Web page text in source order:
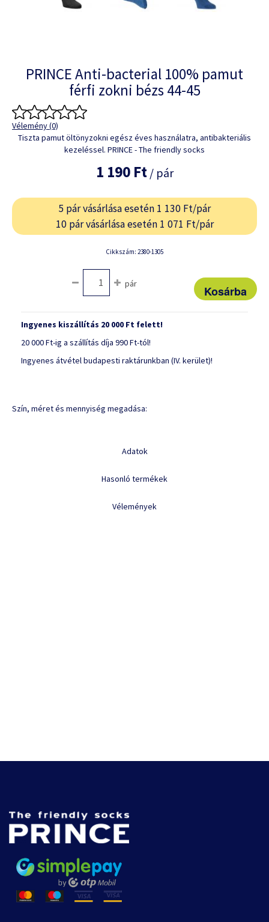
PRINCE Anti-bacterial 100% pamut
férfi zokni bézs 44-45
Vélemény (0)
Tiszta pamut öltönyzokni egész éves használatra, antibakteriális
kezeléssel. PRINCE - The friendly socks
1 190 Ft/ pár
5 pár vásárlása esetén 1 130 Ft/pár
10 pár vásárlása esetén 1 071 Ft/pár
Cikkszám: 2380-1305
pár
Ingyenes kiszállítás 20 000 Ft felett!
20 000 Ft-ig a szállítás díja 990 Ft-tól!
Ingyenes átvétel budapesti raktárunkban (IV. kerület)!
Szín, méret és mennyiség megadása:
Adatok
Hasonló termékek
Vélemények